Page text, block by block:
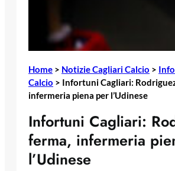
Home > Notizie Cagliari Calcio >
Calcio > Infortuni Cagliari:
infermeria piena per l’Udinese
Infortuni Cagliari:
ferma, infermeria
l’Udinese